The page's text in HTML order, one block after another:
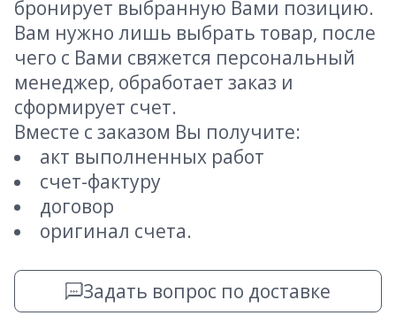
бронирует выбранную Вами позицию.
Вам нужно лишь выбрать товар, после
чего с Вами свяжется персональный
менеджер, обработает заказ и
сформирует счет.
Вместе с заказом Вы получите:
акт выполненных работ
счет-фактуру
договор
оригинал счета.
Задать вопрос по доставке